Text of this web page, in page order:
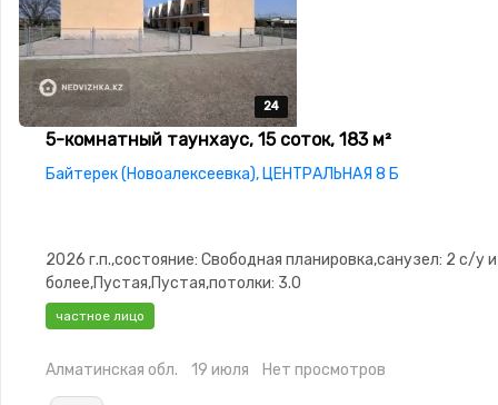
24
24
24
24
24
5-комнатный таунхаус, 15 соток, 183 м²
Байтерек (Новоалексеевка), ЦЕНТРАЛЬНАЯ 8 Б
2026 г.п.,состояние: Свободная планировка,санузел: 2 с/у и
более,Пустая,Пустая,потолки: 3.0
частное лицо
Алматинская обл. 19 июля Нет просмотров